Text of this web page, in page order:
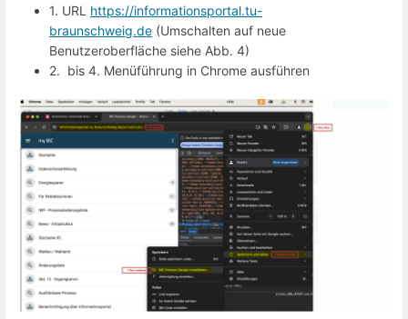
1. URL https://informationsportal.tu-
braunschweig.de (Umschalten auf neue
Benutzeroberfläche siehe Abb. 4)
2. bis 4. Menüführung in Chrome ausführen